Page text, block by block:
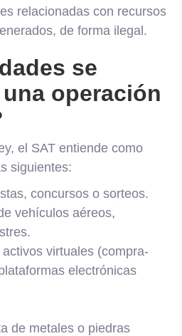
relacionadas con recursos
de forma ilegal.
se
operación
el SAT entiende como
siguientes:
concursos o sorteos.
vehículos aéreos,
virtuales (compra-
electrónicas
de metales o piedras